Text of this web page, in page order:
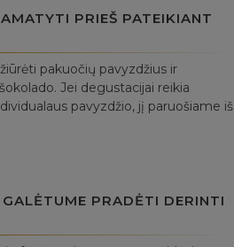
PRIEŠ PATEIKIANT
pakuočių pavyzdžius ir
Jei degustacijai reikia
pavyzdžio, jį paruošiame iš
PRADĖTI DERINTI